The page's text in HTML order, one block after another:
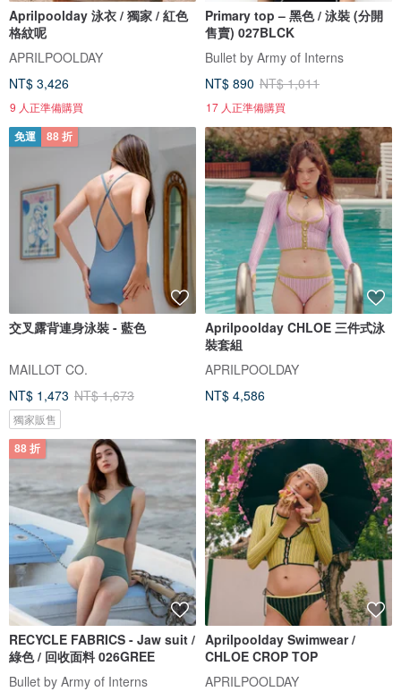
Aprilpoolday 泳衣 / 獨家 / 紅色
格紋呢
APRILPOOLDAY
NT$ 3,426
9 人正準備購買
Primary top – 黑色 / 泳裝 (分開
售賣) 027BLCK
Bullet by Army of Interns
NT$ 890 NT$ 1,011
17 人正準備購買
免運 88 折
交叉露背連身泳裝 - 藍色
MAILLOT CO.
NT$ 1,473 NT$ 1,673
獨家販售
Aprilpoolday CHLOE 三件式泳
裝套組
APRILPOOLDAY
NT$ 4,586
88 折
RECYCLE FABRICS - Jaw suit /
綠色 / 回收面料 026GREE
Bullet by Army of Interns
Aprilpoolday Swimwear /
CHLOE CROP TOP
APRILPOOLDAY